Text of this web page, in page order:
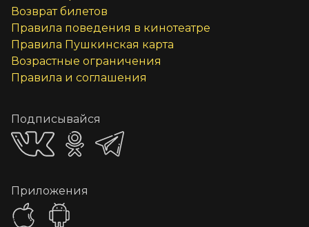
Возврат билетов
Правила поведения в кинотеатре
Правила Пушкинская карта
Возрастные ограничения
Правила и соглашения
Подписывайся
Приложения